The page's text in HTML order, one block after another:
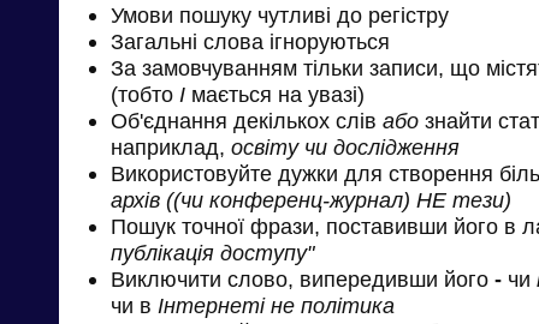
Умови пошуку чутливі до регістру
Загальні слова ігноруються
За замовчуванням тільки записи, що
(тобто І мається на увазі)
Об'єднання декількох слів або знайти
наприклад, освіту чи дослідження
Використовуйте дужки для створення
архів ((чи конференц-журнал) НЕ тези)
Пошук точної фрази, поставивши його в
публікація доступу"
Виключити слово, випередивши його - чи
чи в Інтернеті не політика